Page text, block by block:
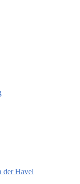
der Havel